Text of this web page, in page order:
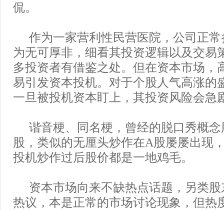
侃。
作为一家营利性民营医院，公司正
为无可厚非，细看其投资逻辑以及交易
多投资者有借鉴之处。但在资本市场，
易引发资本投机。对于个股人气高涨的
一旦被投机资本盯上，其投资风险会急
谐音梗、同名梗，曾经的脱口秀概
股，类似的无厘头炒作在A股屡屡出现
投机炒作过后股价都是一地鸡毛。
资本市场向来不缺热点话题，另类
热议，本是正常的市场讨论现象，但热